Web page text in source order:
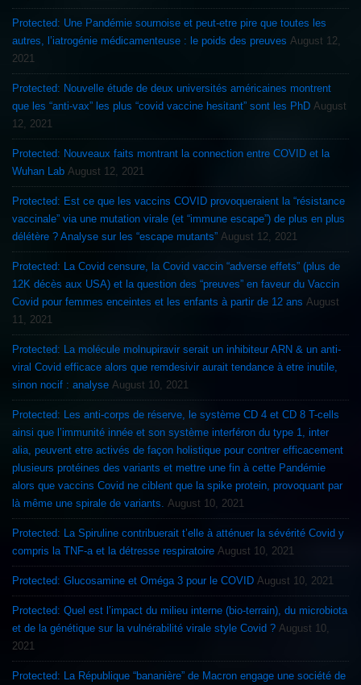
Protected: Une Pandémie sournoise et peut-etre pire que toutes les
autres, l’iatrogénie médicamenteuse : le poids des preuves August 12,
2021
Protected: Nouvelle étude de deux universités américaines montrent
que les “anti-vax” les plus “covid vaccine hesitant” sont les PhD August
12, 2021
Protected: Nouveaux faits montrant la connection entre COVID et la
Wuhan Lab August 12, 2021
Protected: Est ce que les vaccins COVID provoqueraient la “résistance
vaccinale” via une mutation virale (et “immune escape”) de plus en plus
délétère ? Analyse sur les “escape mutants” August 12, 2021
Protected: La Covid censure, la Covid vaccin “adverse effets” (plus de
12K décès aux USA) et la question des “preuves” en faveur du Vaccin
Covid pour femmes enceintes et les enfants à partir de 12 ans August
11, 2021
Protected: La molécule molnupiravir serait un inhibiteur ARN & un anti-
viral Covid efficace alors que remdesivir aurait tendance à etre inutile,
sinon nocif : analyse August 10, 2021
Protected: Les anti-corps de réserve, le système CD 4 et CD 8 T-cells
ainsi que l’immunité innée et son système interféron du type 1, inter
alia, peuvent etre activés de façon holistique pour contrer efficacement
plusieurs protéines des variants et mettre une fin à cette Pandémie
alors que vaccins Covid ne ciblent que la spike protein, provoquant par
là même une spirale de variants.
August 10, 2021
Protected: La Spiruline contribuerait t’elle à atténuer la sévérité Covid y
compris la TNF-a et la détresse respiratoire August 10, 2021
Protected: Glucosamine et Oméga 3 pour le COVID August 10, 2021
Protected: Quel est l’impact du milieu interne (bio-terrain), du microbiota
et de la génétique sur la vulnérabilité virale style Covid ? August 10,
2021
Protected: La République “bananière” de Macron engage une société de